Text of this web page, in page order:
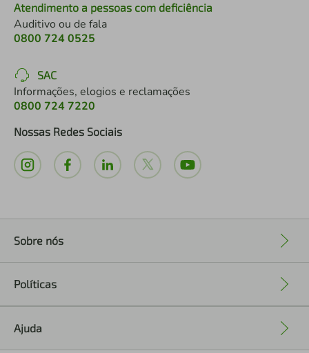
Atendimento a pessoas com deficiência
Auditivo ou de fala
0800 724 0525
SAC
Informações, elogios e reclamações
0800 724 7220
Nossas Redes Sociais
Sobre nós
Políticas
Ajuda